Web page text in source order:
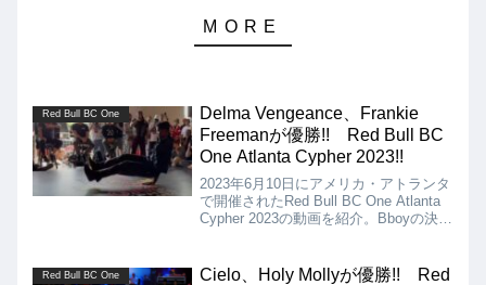
Red Bull BC One
Delma Vengeance、Frankie
Freemanが優勝!! Red Bull BC
One Atlanta Cypher 2023!!
2023年6月10日にアメリカ・アトランタ
で開催されたRed Bull BC One Atlanta
Cypher 2023の動画を紹介。Bboyの決勝
りました。
Red Bull BC One
Cielo、Holy Mollyが優勝!! Red